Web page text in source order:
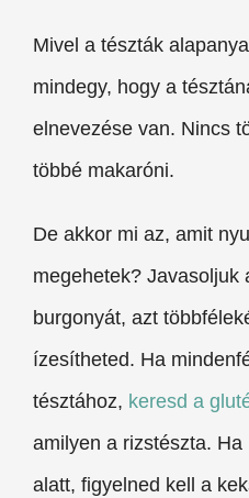
Mivel a tészták
mindegy, hogy a
elnevezése van. Nincs
többé makaróni.
De akkor mi az, amit
megehetek? Javasoljuk
burgonyát, azt
ízesítheted. Ha
tésztához, keresd a
amilyen a rizstészta.
alatt, figyelned kell a